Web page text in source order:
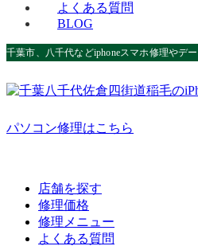
よくある質問
BLOG
千葉市、八千代などiphoneスマホ修理やデ
パソコン修理はこちら
店舗を探す
修理価格
修理メニュー
よくある質問